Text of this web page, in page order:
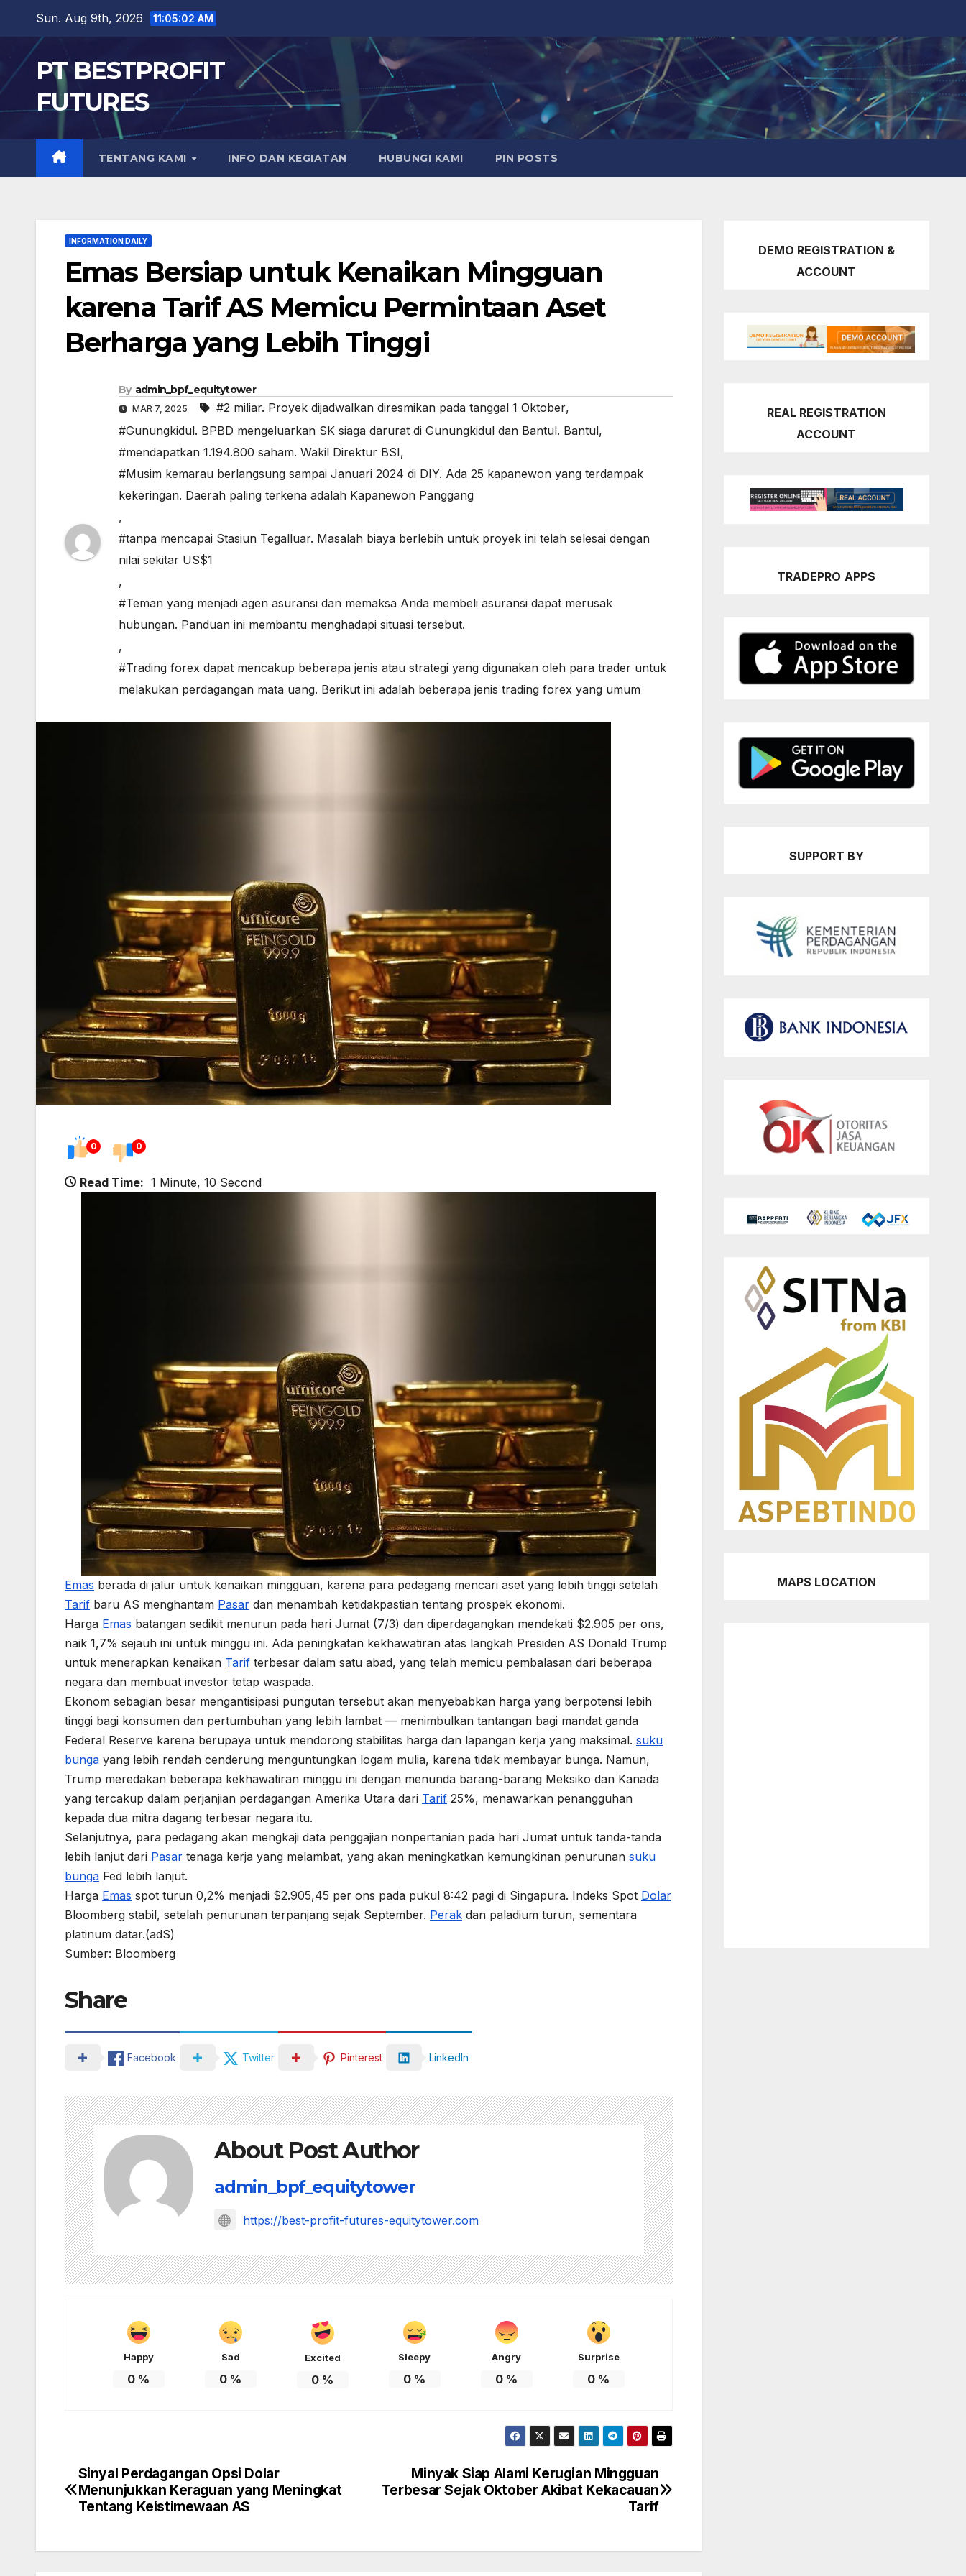
content
Sun. Aug 9th, 2026 11:05:04 AM
PT BESTPROFIT
FUTURES
TENTANG KAMI INFO DAN KEGIATAN HUBUNGI KAMI PIN POSTS
INFORMATION DAILY
Emas Bersiap untuk Kenaikan Mingguan
karena Tarif AS Memicu Permintaan Aset
Berharga yang Lebih Tinggi
By admin_bpf_equitytower
MAR 7, 2025 #2 miliar. Proyek dijadwalkan diresmikan pada tanggal 1 Oktober,
#Gunungkidul. BPBD mengeluarkan SK siaga darurat di Gunungkidul dan Bantul. Bantul,
#mendapatkan 1.194.800 saham. Wakil Direktur BSI,
#Musim kemarau berlangsung sampai Januari 2024 di DIY. Ada 25 kapanewon yang terdampak
kekeringan. Daerah paling terkena adalah Kapanewon Panggang
,
#tanpa mencapai Stasiun Tegalluar. Masalah biaya berlebih untuk proyek ini telah selesai dengan
nilai sekitar US$1
,
#Teman yang menjadi agen asuransi dan memaksa Anda membeli asuransi dapat merusak
hubungan. Panduan ini membantu menghadapi situasi tersebut.
,
#Trading forex dapat mencakup beberapa jenis atau strategi yang digunakan oleh para trader untuk
melakukan perdagangan mata uang. Berikut ini adalah beberapa jenis trading forex yang umum
0 0
Read Time: 1 Minute, 10 Second
Emas berada di jalur untuk kenaikan mingguan, karena para pedagang mencari aset yang lebih tinggi setelah
Tarif baru AS menghantam Pasar dan menambah ketidakpastian tentang prospek ekonomi.
Harga Emas batangan sedikit menurun pada hari Jumat (7/3) dan diperdagangkan mendekati $2.905 per ons,
naik 1,7% sejauh ini untuk minggu ini. Ada peningkatan kekhawatiran atas langkah Presiden AS Donald Trump
untuk menerapkan kenaikan Tarif terbesar dalam satu abad, yang telah memicu pembalasan dari beberapa
negara dan membuat investor tetap waspada.
Ekonom sebagian besar mengantisipasi pungutan tersebut akan menyebabkan harga yang berpotensi lebih
tinggi bagi konsumen dan pertumbuhan yang lebih lambat — menimbulkan tantangan bagi mandat ganda
Federal Reserve karena berupaya untuk mendorong stabilitas harga dan lapangan kerja yang maksimal. suku
bunga yang lebih rendah cenderung menguntungkan logam mulia, karena tidak membayar bunga. Namun,
Trump meredakan beberapa kekhawatiran minggu ini dengan menunda barang-barang Meksiko dan Kanada
yang tercakup dalam perjanjian perdagangan Amerika Utara dari Tarif 25%, menawarkan penangguhan
kepada dua mitra dagang terbesar negara itu.
Selanjutnya, para pedagang akan mengkaji data penggajian nonpertanian pada hari Jumat untuk tanda-tanda
lebih lanjut dari Pasar tenaga kerja yang melambat, yang akan meningkatkan kemungkinan penurunan suku
bunga Fed lebih lanjut.
Harga Emas spot turun 0,2% menjadi $2.905,45 per ons pada pukul 8:42 pagi di Singapura. Indeks Spot Dolar
Bloomberg stabil, setelah penurunan terpanjang sejak September. Perak dan paladium turun, sementara
platinum datar.(adS)
Sumber: Bloomberg
Share
Facebook Twitter Pinterest LinkedIn
About Post Author
admin_bpf_equitytower
https://best-profit-futures-equitytower.com
Happy
0 %
Sad
0 %
Excited
0 %
Sleepy
0 %
Angry
0 %
Surprise
0 %
Post
navigation
Minyak Siap Alami Kerugian Mingguan
Terbesar Sejak Oktober Akibat Kekacauan
Tarif
Sinyal Perdagangan Opsi Dolar
Menunjukkan Keraguan yang Meningkat
Tentang Keistimewaan AS
DEMO REGISTRATION &
ACCOUNT
REAL REGISTRATION
ACCOUNT
TRADEPRO APPS
SUPPORT BY
MAPS LOCATION